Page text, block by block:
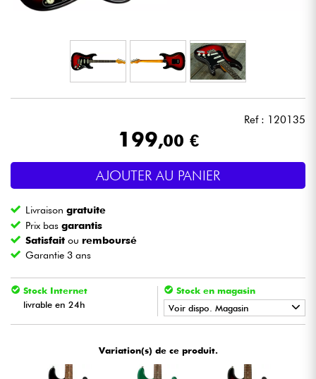
Casques
Micros & HF
Eclairage
Vents
Eveil Musical
Câbles & Access.
Ref : 120135
199,00 €
AJOUTER AU PANIER
Livraisongratuite
Prix basgarantis
Satisfait ou remboursé
Garantie 3 ans
Stock Internet
livrable en 24h
Stock en magasin
Voir dispo. Magasin
• BRUXELLES
Variation(s) de ce produit.